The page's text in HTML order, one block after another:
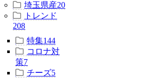
埼玉県産20
トレンド
208
特集144
コロナ対
策7
チーズ5